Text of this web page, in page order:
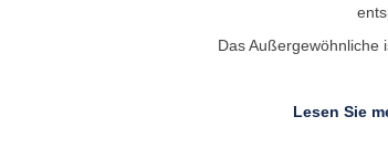
Das Außergewöhnliche
Lesen Sie